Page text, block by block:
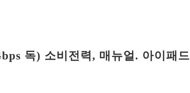
독) 소비전력, 매뉴얼. 아이패드